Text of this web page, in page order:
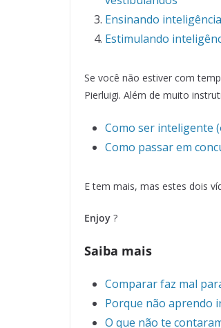
Ensinando
Estimulando
Se você não estiver com
Pierluigi. Além de muito
Como ser inteligente
Como passar em
E tem mais, mas estes dois
Enjoy ?
Saiba mais
Comparar faz mal
Porque não aprendo
O que não te